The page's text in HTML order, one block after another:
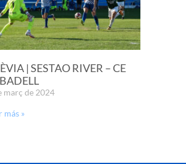
| SESTAO RIVER – CE
març de 2024
más »